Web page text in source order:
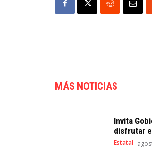
MÁS NOTICIAS
Invita
disfrutar
Estatal